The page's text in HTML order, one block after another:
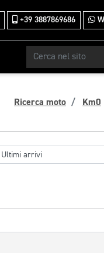
+39 3887869686
Ricerca moto Km0